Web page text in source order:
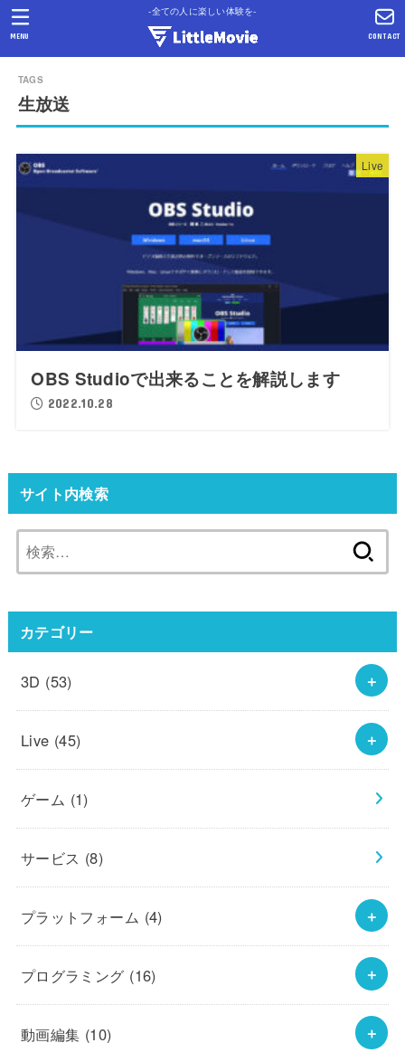
-全ての人に楽しい体験を-
CONTACT
MENU
生放送
Live
OBS Studioで出来ることを解説します
2022.10.28
サイト内検索
索:
カテゴリー
3D (53)
Live (45)
ゲーム (1)
サービス (8)
プラットフォーム (4)
プログラミング (16)
動画編集 (10)